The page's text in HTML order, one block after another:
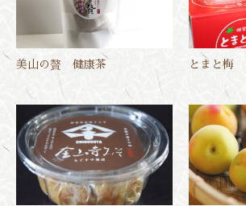
美山の贅 健康茶 とまと梅